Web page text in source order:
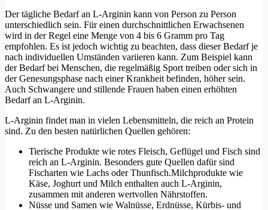
Der tägliche Bedarf an L-Arginin kann von Person zu Person
unterschiedlich sein. Für einen durchschnittlichen Erwachsenen
wird in der Regel eine Menge von 4 bis 6 Gramm pro Tag
empfohlen. Es ist jedoch wichtig zu beachten, dass dieser Bedarf je
nach individuellen Umständen variieren kann. Zum Beispiel kann
der Bedarf bei Menschen, die regelmäßig Sport treiben oder sich in
der Genesungsphase nach einer Krankheit befinden, höher sein.
Auch Schwangere und stillende Frauen haben einen erhöhten
Bedarf an L-Arginin.
L-Arginin findet man in vielen Lebensmitteln, die reich an Protein
sind. Zu den besten natürlichen Quellen gehören:
Tierische Produkte wie rotes Fleisch, Geflügel und Fisch sind
reich an L-Arginin. Besonders gute Quellen dafür sind
Fischarten wie Lachs oder Thunfisch.Milchprodukte wie
Käse, Joghurt und Milch enthalten auch L-Arginin,
zusammen mit anderen wertvollen Nährstoffen.
Nüsse und Samen wie Walnüsse, Erdnüsse, Kürbis- und